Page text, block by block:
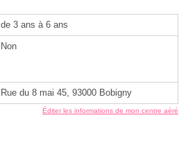
de 3 ans à 6 ans
Non
Rue du 8 mai 45, 93000 Bobigny
Éditer les informations de mon centre aéré